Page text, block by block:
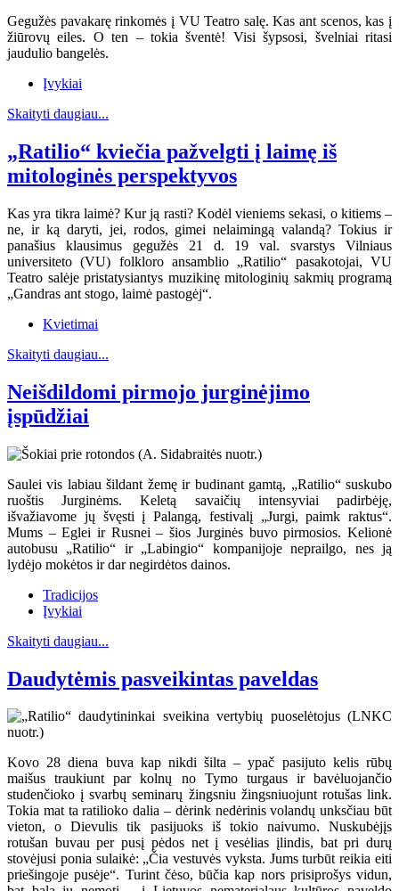
Gegužės pavakarę rinkomės į VU Teatro salę. Kas ant scenos, kas į
žiūrovų eiles. O ten – tokia šventė! Visi šypsosi, švelniai ritasi
jaudulio bangelės.
Įvykiai
Skaityti daugiau...
„Ratilio“ kviečia pažvelgti į laimę iš
mitologinės perspektyvos
Kas yra tikra laimė? Kur ją rasti? Kodėl vieniems sekasi, o kitiems –
ne, ir ką daryti, jei, rodos, gimei nelaimingą valandą? Tokius ir
panašius klausimus gegužės 21 d. 19 val. svarstys Vilniaus
universiteto (VU) folkloro ansamblio „Ratilio“ pasakotojai, VU
Teatro salėje pristatysiantys muzikinę mitologinių sakmių programą
„Gandras ant stogo, laimė pastogėj“.
Kvietimai
Skaityti daugiau...
Neišdildomi pirmojo jurginėjimo
įspūdžiai
Saulei vis labiau šildant žemę ir budinant gamtą, „Ratilio“ suskubo
ruoštis Jurginėms. Keletą savaičių intensyviai padirbėję,
išvažiavome jų švęsti į Palangą, festivalį „Jurgi, paimk raktus“.
Mums – Eglei ir Rusnei – šios Jurginės buvo pirmosios. Kelionė
autobusu „Ratilio“ ir „Labingio“ kompanijoje neprailgo, nes ją
lydėjo mokėtos ir dar negirdėtos dainos.
Tradicijos
Įvykiai
Skaityti daugiau...
Daudytėmis pasveikintas paveldas
Kovo 28 diena buva kap nikdi šilta – ypač pasijuto kelis rūbų
maišus traukiunt par kolnų no Tymo turgaus ir bavėluojančio
studenčioko į svarbų seminarų žingsniu žingsniuojunt rotušas link.
Tokia mat ta ratilioko dalia – dėrink nedėrinis volandų unksčiau būt
vieton, o Dievulis tik pasijuoks iš tokio naivumo. Nuskubėjįs
rotušan buvau per pusį pėdos net į vesėlias įlindis, bat pri durų
stovėjusi ponia sulaikė: „Čia vestuvės vyksta. Jums turbūt reikia eiti
priešingoje pusėje“. Turint čėso, būčia kap nors prisiprošys vidun,